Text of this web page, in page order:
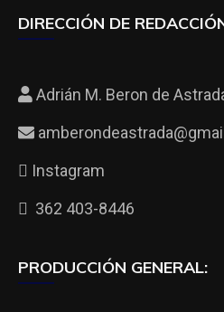
DIRECCIÓN DE
Adrián M. Beron de
Instagram
362 403-8446
PRODUCCIÓN GENERAL: